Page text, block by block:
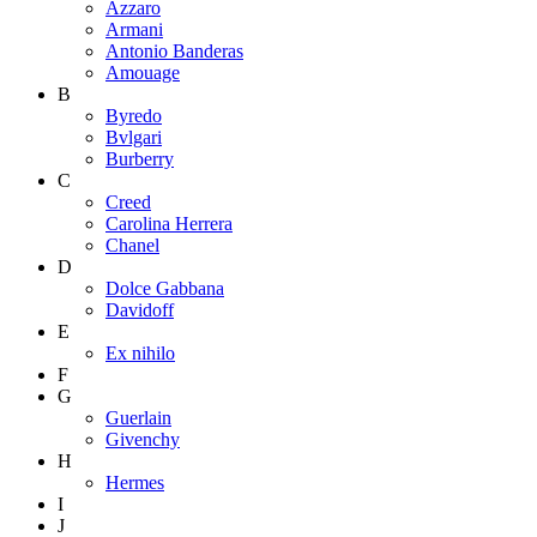
Azzaro
Armani
Antonio Banderas
Amouage
B
Byredo
Bvlgari
Burberry
C
Creed
Carolina Herrera
Chanel
D
Dolce Gabbana
Davidoff
E
Ex nihilo
F
G
Guerlain
Givenchy
H
Hermes
I
J